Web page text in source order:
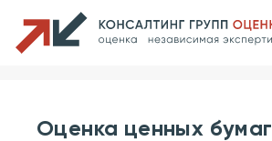
Оценка ценных бумаг